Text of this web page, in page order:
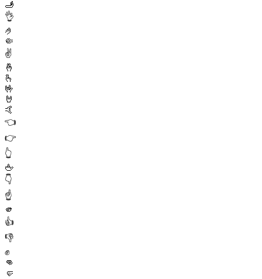
🫸
👌
🤌
🤏
✌️
🤞
🫰
🤟
🤘
🤙
👈
👉
👆
🖕
👇
☝️
🫵
👍
👎
✊
👊
🤛